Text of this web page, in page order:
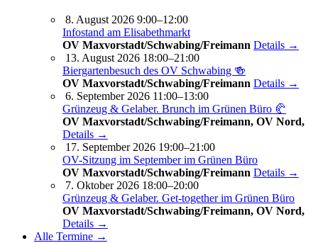
8. August 2026 9:00–12:00
Infostand am Elisabethmarkt
OV Maxvorstadt/Schwabing/Freimann Details →
13. August 2026 18:00–21:00
Biergartenbesuch des OV Schwabing 🍻
OV Maxvorstadt/Schwabing/Freimann Details →
6. September 2026 11:00–13:00
Grünzeug & Gelaber. Brunch im Grünen Büro 🥐
OV Maxvorstadt/Schwabing/Freimann, OV Nord,
Details →
17. September 2026 19:00–21:00
OV-Sitzung im September im Grünen Büro
OV Maxvorstadt/Schwabing/Freimann Details →
7. Oktober 2026 18:00–20:00
Grünzeug & Gelaber. Get-to­ge­ther im Grünen Büro
OV Maxvorstadt/Schwabing/Freimann, OV Nord,
Details →
Alle Termine →